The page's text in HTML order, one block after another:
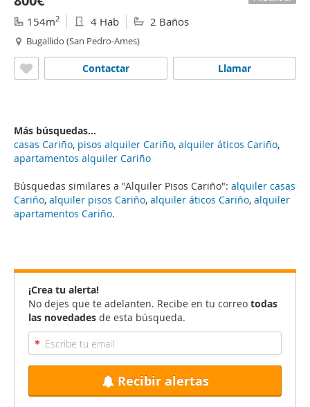
Búsquedas similares a "Alquiler Pisos Cariño": alquiler casas
Cariño, alquiler pisos Cariño, alquiler áticos Cariño, alquiler
apartamentos Cariño.
154m2 4 Hab 2 Baños
Bugallido (San Pedro-Ames)
Llamar
Contactar
Más búsquedas...
casas Cariño, pisos alquiler Cariño, alquiler áticos Cariño,
apartamentos alquiler Cariño
¡Crea tu alerta!
No dejes que te adelanten. Recibe en tu correo todas
las novedades de esta búsqueda.
Recibir alertas